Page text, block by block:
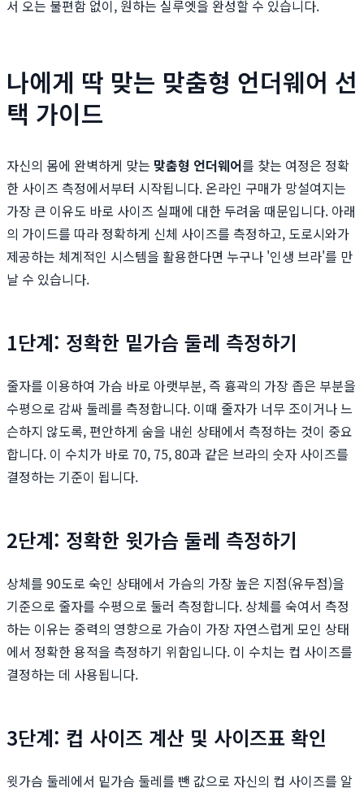
서 오는 불편함 없이, 원하는 실루엣을 완성할 수 있습니다.
나에게 딱 맞는 맞춤형 언더웨어 선
택 가이드
자신의 몸에 완벽하게 맞는 맞춤형 언더웨어를 찾는 여정은 정확
한 사이즈 측정에서부터 시작됩니다. 온라인 구매가 망설여지는
가장 큰 이유도 바로 사이즈 실패에 대한 두려움 때문입니다. 아래
의 가이드를 따라 정확하게 신체 사이즈를 측정하고, 도로시와가
제공하는 체계적인 시스템을 활용한다면 누구나 '인생 브라'를 만
날 수 있습니다.
1단계: 정확한 밑가슴 둘레 측정하기
줄자를 이용하여 가슴 바로 아랫부분, 즉 흉곽의 가장 좁은 부분을
수평으로 감싸 둘레를 측정합니다. 이때 줄자가 너무 조이거나 느
슨하지 않도록, 편안하게 숨을 내쉰 상태에서 측정하는 것이 중요
합니다. 이 수치가 바로 70, 75, 80과 같은 브라의 숫자 사이즈를
결정하는 기준이 됩니다.
2단계: 정확한 윗가슴 둘레 측정하기
상체를 90도로 숙인 상태에서 가슴의 가장 높은 지점(유두점)을
기준으로 줄자를 수평으로 둘러 측정합니다. 상체를 숙여서 측정
하는 이유는 중력의 영향으로 가슴이 가장 자연스럽게 모인 상태
에서 정확한 용적을 측정하기 위함입니다. 이 수치는 컵 사이즈를
결정하는 데 사용됩니다.
3단계: 컵 사이즈 계산 및 사이즈표 확인
윗가슴 둘레에서 밑가슴 둘레를 뺀 값으로 자신의 컵 사이즈를 알